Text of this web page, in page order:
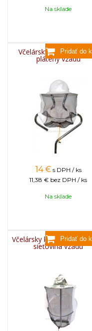
Na sklade
Včelársky klobúk
plátený vzadu
14 € s DPH / ks
11,38 € bez DPH / ks
Na sklade
Včelársky klobúk
sieťovina vzadu